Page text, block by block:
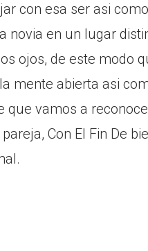
con esa ser asi­
novia en un lugar
ojos, de este modo
mente abierta asi­
que vamos a
Con El Fin De